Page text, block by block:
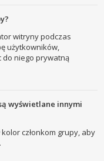
witryny podczas
użytkowników,
do niego prywatną
wyświetlane innymi
członkom grupy, aby